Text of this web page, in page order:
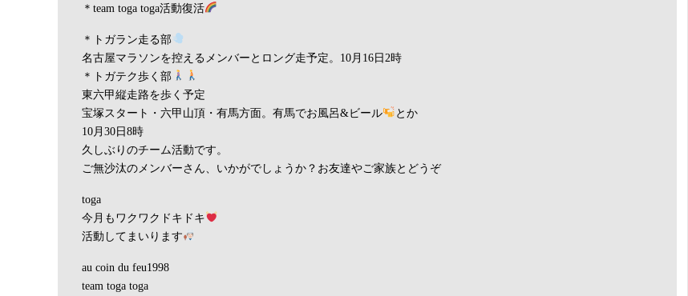
＊team toga toga活動復活
＊トガラン走る部
名古屋マラソンを控えるメンバーとロング走予定。10月16日2時
＊トガテク歩く部
東六甲縦走路を歩く予定
宝塚スタート・六甲山頂・有馬方面。有馬でお風呂&ビール
とか
10月30日8時
久しぶりのチーム活動です。
ご無沙汰のメンバーさん、いかがでしょうか？お友達やご家族とどうぞ
toga
今月もワクワクドキドキ
活動してまいります
au coin du feu1998
team toga toga